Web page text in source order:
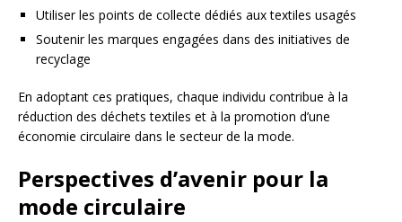
Utiliser les points de collecte dédiés aux textiles usagés
Soutenir les marques engagées dans des initiatives de
recyclage
En adoptant ces pratiques, chaque individu contribue à la
réduction des déchets textiles et à la promotion d’une
économie circulaire dans le secteur de la mode.
Perspectives d’avenir pour la
mode circulaire